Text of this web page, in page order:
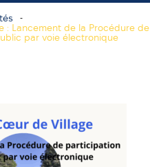
: Lancement de la Procédure de
par voie électronique
Culture & Sport
Annuaire
Évènements